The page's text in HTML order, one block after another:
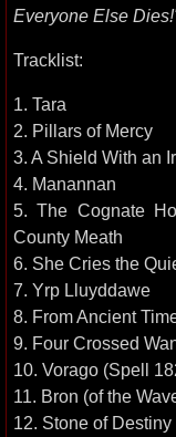
Everyone Else
Tracklist:
1. Tara
2. Pillars of Mercy
3. A Shield With an
4. Manannan
5. The Cognate
County Meath
6. She Cries the
7. Yrp Lluyddawe
8. From Ancient
9. Four Crossed
10. Vorago (Spell
11. Bron (of the
12. Stone of